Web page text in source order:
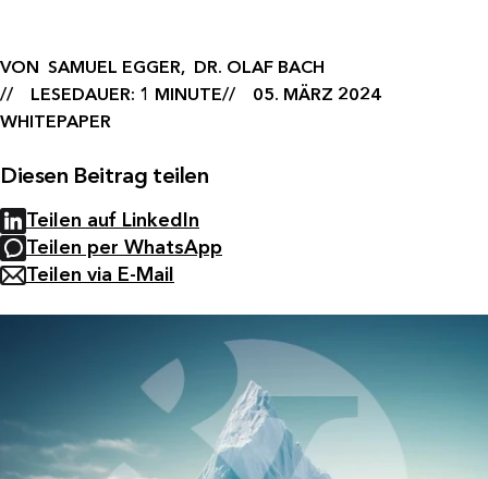
VON SAMUEL EGGER, DR. OLAF BACH
LESEDAUER: 1 MINUTE
05. MÄRZ 2024
WHITEPAPER
Diesen Beitrag teilen
Teilen auf LinkedIn
Teilen per WhatsApp
Teilen via E-Mail